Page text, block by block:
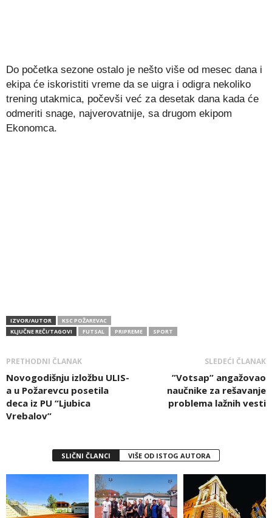
Do početka sezone ostalo je nešto više od mesec dana i
ekipa će iskoristiti vreme da se uigra i odigra nekoliko
trening utakmica, počevši već za desetak dana kada će
odmeriti snage, najverovatnije, sa drugom ekipom
Ekonomca.
IZVOR/AUTOR
KSC POŽAREVAC
KLJUČNE REČI/TAGOVI
FUTSAL PRIPREME SPORT
PRETHODNI ČLANAK
Novogodišnju izložbu ULIS-
a u Požarevcu posetila
deca iz PU “Ljubica
Vrebalov”
SLEDEĆI ČLANAK
”Votsap” angažovao
naučnike za rešavanje
problema lažnih vesti
SLIČNI ČLANCI VIŠE OD ISTOG AUTORA